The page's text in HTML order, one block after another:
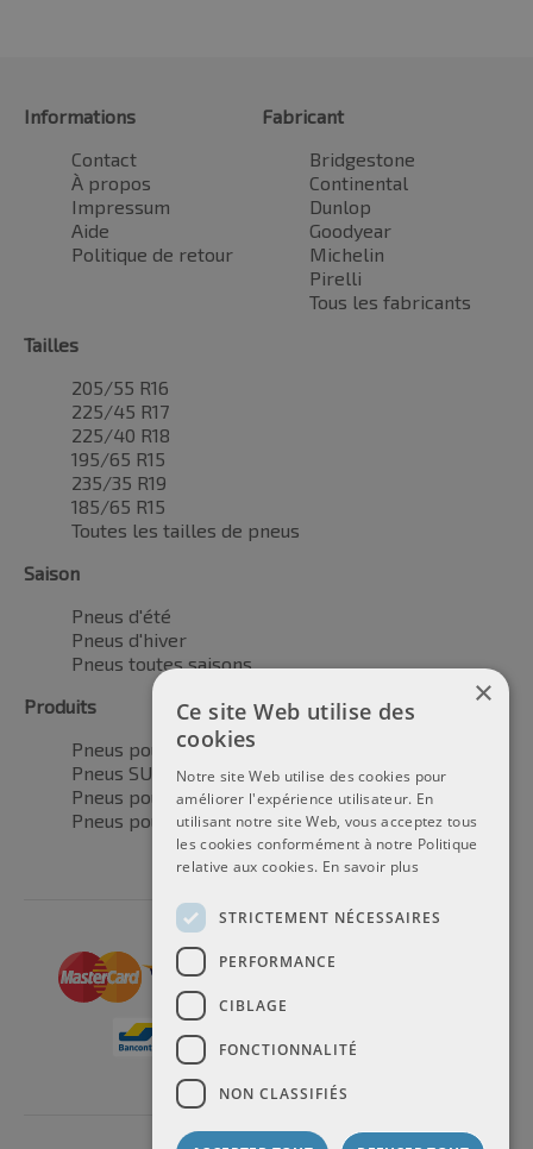
Informations
Contact
À propos
Impressum
Aide
Politique de retour
Fabricant
Bridgestone
Continental
Dunlop
Goodyear
Michelin
Pirelli
Tous les fabricants
Tailles
205/55 R16
225/45 R17
225/40 R18
195/65 R15
235/35 R19
185/65 R15
Toutes les tailles de pneus
Saison
Pneus d'été
Pneus d'hiver
Pneus toutes saisons
Produits
Pneus pour voitures
Pneus SUV / 4x4
Pneus pour camionnettes
Pneus pour motos
×
Ce site Web utilise des
cookies
Notre site Web utilise des cookies pour
améliorer l'expérience utilisateur. En
utilisant notre site Web, vous acceptez tous
les cookies conformément à notre Politique
relative aux cookies. En savoir plus
STRICTEMENT NÉCESSAIRES
PERFORMANCE
CIBLAGE
FONCTIONNALITÉ
NON CLASSIFIÉS